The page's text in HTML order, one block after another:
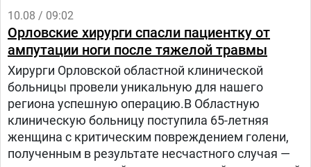
10.08 / 09:02
Орловские хирурги спасли пациентку от
ампутации ноги после тяжелой травмы
Хирурги Орловской областной клинической
больницы провели уникальную для нашего
региона успешную операцию.В Областную
клиническую больницу поступила 65-летняя
женщина с критическим повреждением голени,
полученным в результате несчастного случая —